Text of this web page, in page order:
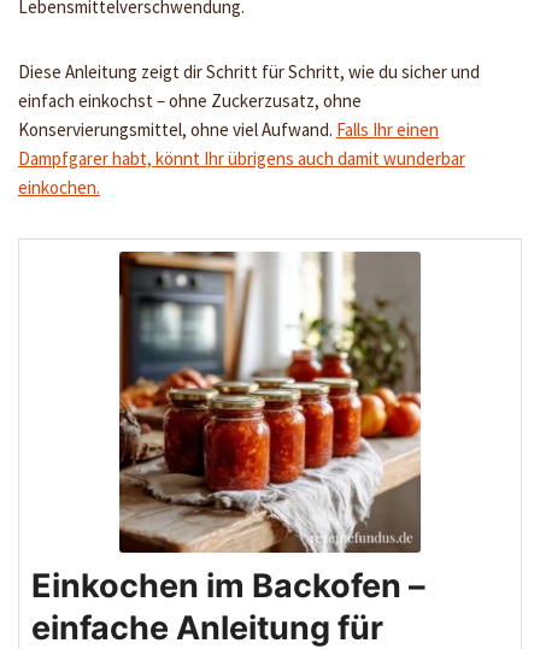
Lebensmittelverschwendung.
Diese Anleitung zeigt dir Schritt für Schritt, wie du sicher und
einfach einkochst – ohne Zuckerzusatz, ohne
Konservierungsmittel, ohne viel Aufwand. Falls Ihr einen
Dampfgarer habt, könnt Ihr übrigens auch damit wunderbar
einkochen.
Einkochen im Backofen –
einfache Anleitung für